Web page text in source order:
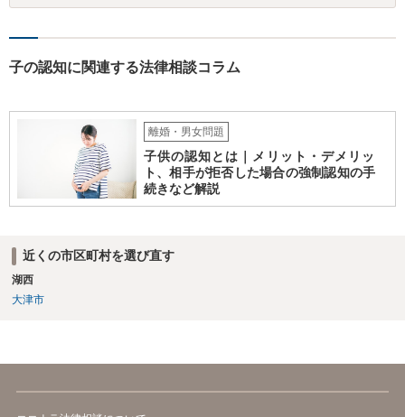
ります。
子の認知に関連する法律相談コラム
離婚・男女問題
子供の認知とは｜メリット・デメリッ
ト、相手が拒否した場合の強制認知の手
続きなど解説
近くの市区町村を選び直す
湖西
大津市